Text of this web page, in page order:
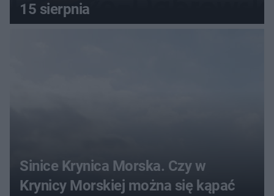
15 sierpnia
Sinice Krynica Morska. Czy w
Krynicy Morskiej można się kąpać